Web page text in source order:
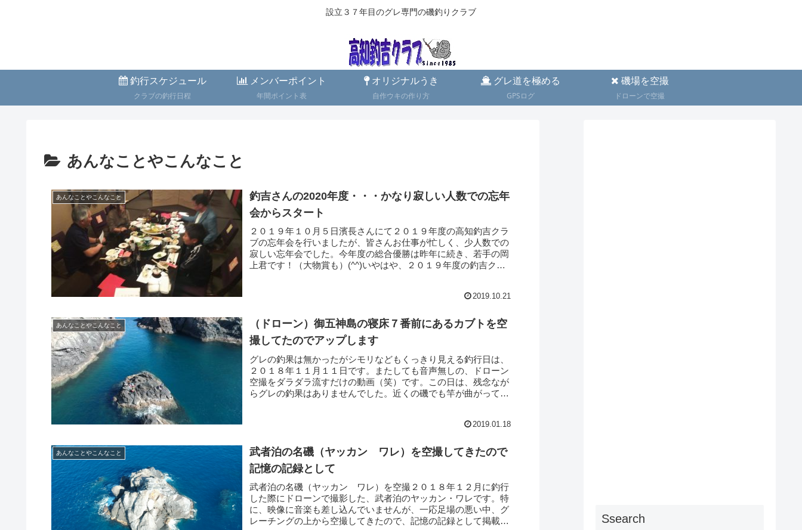
設立３７年目のグレ専門の磯釣りクラブ
釣行スケジュール
クラブの釣行日程
メンバーポイント
年間ポイント表
オリジナルうき
自作ウキの作り方
グレ道を極める
GPSログ
磯場を空撮
ドローンで空撮
あんなことやこんなこと
あんなことやこんなこと
釣吉さんの2020年度・・・かなり寂しい人数での忘年
会からスタート
２０１９年１０月５日濱長さんにて２０１９年度の高知釣吉クラ
ブの忘年会を行いましたが、皆さんお仕事が忙しく、少人数での
寂しい忘年会でした。今年度の総合優勝は昨年に続き、若手の岡
上君です！（大物賞も）(^^)いやはや、２０１９年度の釣吉クラ
2019.10.21
あんなことやこんなこと
（ドローン）御五神島の寝床７番前にあるカブトを空
撮してたのでアップします
グレの釣果は無かったがシモリなどもくっきり見える釣行日は、
２０１８年１１月１１日です。またしても音声無しの、ドローン
空撮をダラダラ流すだけの動画（笑）です。この日は、残念なが
らグレの釣果はありませんでした。近くの磯でも竿が曲がってい
2019.01.18
あんなことやこんなこと
武者泊の名磯（ヤッカン ワレ）を空撮してきたので
記憶の記録として
武者泊の名磯（ヤッカン ワレ）を空撮２０１８年１２月に釣行
した際にドローンで撮影した、武者泊のヤッカン・ワレです。特
に、映像に音楽も差し込んでいませんが、一応足場の悪い中、グ
レーチングの上から空撮してきたので、記憶の記録として掲載し
Ssearch